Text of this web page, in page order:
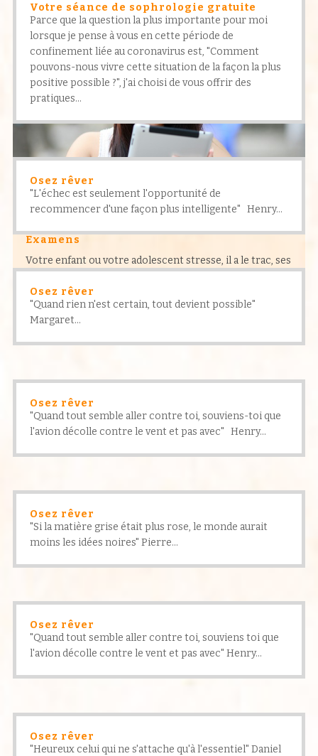
Examens
Votre enfant ou votre adolescent stresse, il a le trac, ses
Votre séance de sophrologie gratuite
Parce que la question la plus importante pour moi
lorsque je pense à vous en cette période de
confinement liée au coronavirus est, "Comment
pouvons-nous vivre cette situation de la façon la plus
positive possible ?", j'ai choisi de vous offrir des
pratiques...
Osez rêver
"L'échec est seulement l'opportunité de
recommencer d'une façon plus intelligente" Henry...
Osez rêver
"Quand rien n'est certain, tout devient possible"
Margaret...
Osez rêver
"Quand tout semble aller contre toi, souviens-toi que
l'avion décolle contre le vent et pas avec" Henry...
Osez rêver
"Si la matière grise était plus rose, le monde aurait
moins les idées noires" Pierre...
Osez rêver
"Quand tout semble aller contre toi, souviens toi que
l'avion décolle contre le vent et pas avec" Henry...
Osez rêver
"Heureux celui qui ne s'attache qu'à l'essentiel" Daniel